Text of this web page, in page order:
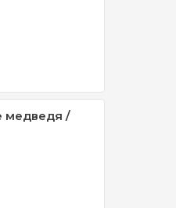
медведя /